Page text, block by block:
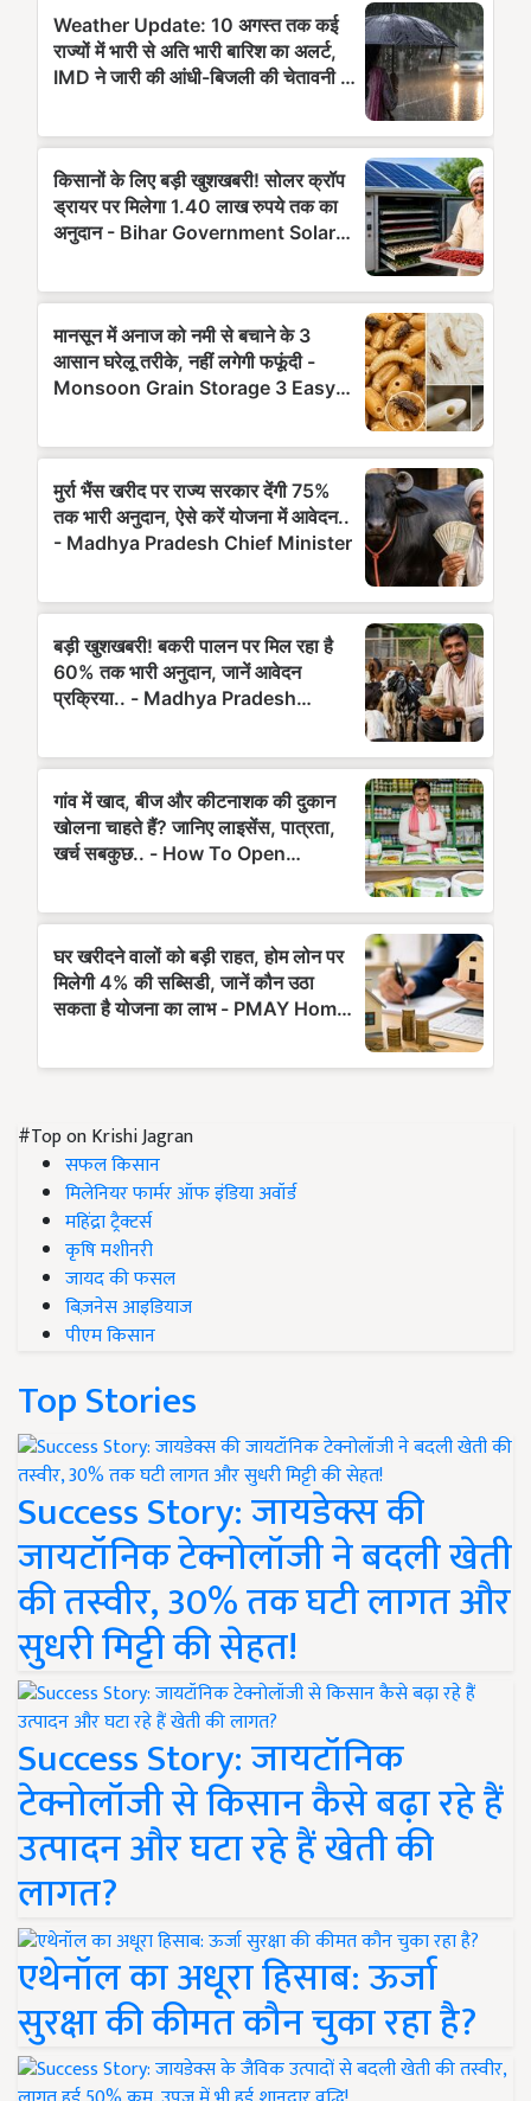
#Top on Krishi Jagran
सफल किसान
मिलेनियर फार्मर ऑफ इंडिया अवॉर्ड
महिंद्रा ट्रैक्टर्स
कृषि मशीनरी
जायद की फसल
बिज़नेस आइडियाज
पीएम किसान
Top Stories
Success Story: जायडेक्स की
जायटॉनिक टेक्नोलॉजी ने बदली खेती
की तस्वीर, 30% तक घटी लागत और
सुधरी मिट्टी की सेहत!
Success Story: जायटॉनिक
टेक्नोलॉजी से किसान कैसे बढ़ा रहे हैं
उत्पादन और घटा रहे हैं खेती की
लागत?
एथेनॉल का अधूरा हिसाब: ऊर्जा
सुरक्षा की कीमत कौन चुका रहा है?